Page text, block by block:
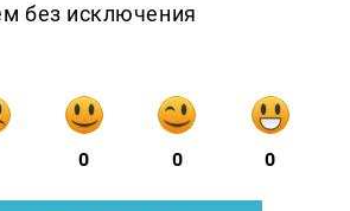
без исключения
0 0 0